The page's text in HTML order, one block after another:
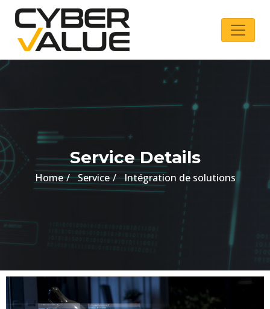
Service Details
Home Service Intégration de solutions